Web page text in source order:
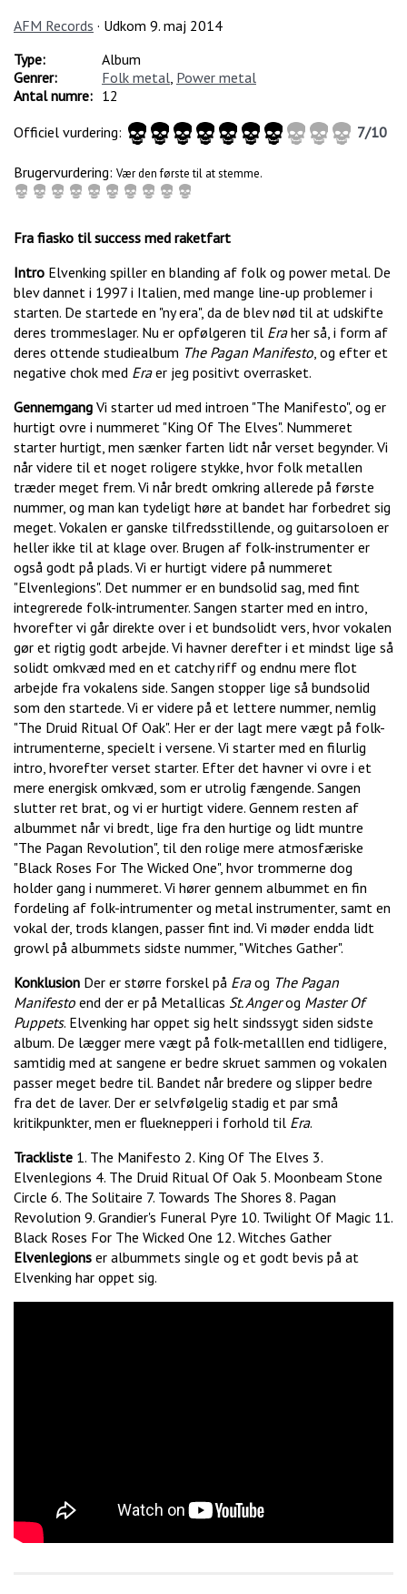
AFM Records · Udkom 9. maj 2014
Type:
Album
Genrer:
Folk metal Power metal
Antal numre: 12
Officiel vurdering:
7/10
Brugervurdering: Vær den første til at stemme.
Fra fiasko til success med raketfart
Intro Elvenking spiller en blanding af folk og power metal. De
blev dannet i 1997 i Italien, med mange line-up problemer i
starten. De startede en "ny era", da de blev nød til at udskifte
deres trommeslager. Nu er opfølgeren til Eraher så, i form af
deres ottende studiealbum The Pagan Manifesto, og efter et
negative chok med Eraer jeg positivt overrasket.
Gennemgang Vi starter ud med introen "The Manifesto", og er
hurtigt ovre i nummeret "King Of The Elves". Nummeret
starter hurtigt, men sænker farten lidt når verset begynder. Vi
når videre til et noget roligere stykke, hvor folk metallen
træder meget frem. Vi når bredt omkring allerede på første
nummer, og man kan tydeligt høre at bandet har forbedret sig
meget. Vokalen er ganske tilfredsstillende, og guitarsoloen er
heller ikke til at klage over. Brugen af folk-instrumenter er
også godt på plads. Vi er hurtigt videre på nummeret
"Elvenlegions". Det nummer er en bundsolid sag, med fint
integrerede folk-intrumenter. Sangen starter med en intro,
hvorefter vi går direkte over i et bundsolidt vers, hvor vokalen
gør et rigtig godt arbejde. Vi havner derefter i et mindst lige så
solidt omkvæd med en et catchy riff og endnu mere flot
arbejde fra vokalens side. Sangen stopper lige så bundsolid
som den startede. Vi er videre på et lettere nummer, nemlig
"The Druid Ritual Of Oak". Her er der lagt mere vægt på folk-
intrumenterne, specielt i versene. Vi starter med en filurlig
intro, hvorefter verset starter. Efter det havner vi ovre i et
mere energisk omkvæd, som er utrolig fængende. Sangen
slutter ret brat, og vi er hurtigt videre. Gennem resten af
albummet når vi bredt, lige fra den hurtige og lidt muntre
"The Pagan Revolution", til den rolige mere atmosfæriske
"Black Roses For The Wicked One", hvor trommerne dog
holder gang i nummeret. Vi hører gennem albummet en fin
fordeling af folk-intrumenter og metal instrumenter, samt en
vokal der, trods klangen, passer fint ind. Vi møder endda lidt
growl på albummets sidste nummer, "Witches Gather".
Konklusion Der er større forskel på Eraog The Pagan
Manifesto end der er på Metallicas St. Angerog Master Of
Puppets. Elvenking har oppet sig helt sindssygt siden sidste
album. De lægger mere vægt på folk-metalllen end tidligere,
samtidig med at sangene er bedre skruet sammen og vokalen
passer meget bedre til. Bandet når bredere og slipper bedre
fra det de laver. Der er selvfølgelig stadig et par små
kritikpunkter, men er flueknepperi i forhold til Era.
Trackliste 1. The Manifesto 2. King Of The Elves 3.
Elvenlegions 4. The Druid Ritual Of Oak 5. Moonbeam Stone
Circle 6. The Solitaire 7. Towards The Shores 8. Pagan
Revolution 9. Grandier's Funeral Pyre 10. Twilight Of Magic 11.
Black Roses For The Wicked One 12. Witches Gather
Elvenlegions er albummets single og et godt bevis på at
Elvenking har oppet sig.